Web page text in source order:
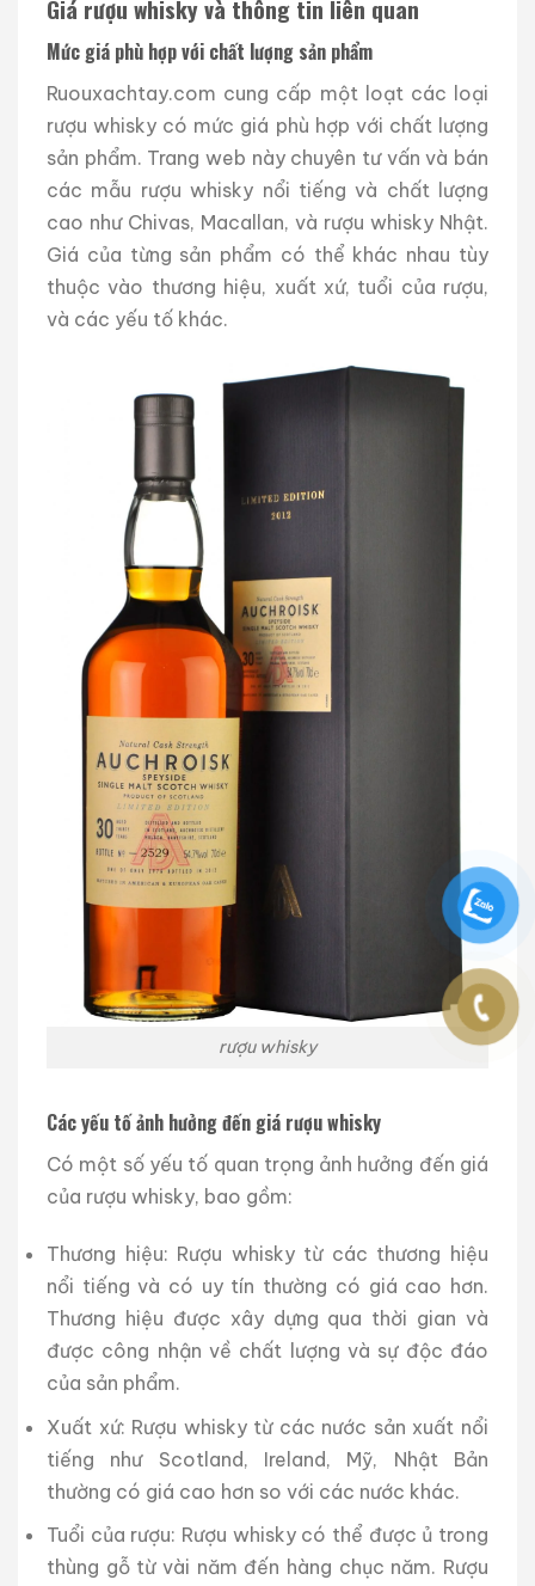
Giá rượu whisky và thông tin liên quan
Mức giá phù hợp với chất lượng sản phẩm
Ruouxachtay.com cung cấp một loạt các loại
rượu whisky có mức giá phù hợp với chất lượng
sản phẩm. Trang web này chuyên tư vấn và bán
các mẫu rượu whisky nổi tiếng và chất lượng
cao như Chivas, Macallan, và rượu whisky Nhật.
Giá của từng sản phẩm có thể khác nhau tùy
thuộc vào thương hiệu, xuất xứ, tuổi của rượu,
và các yếu tố khác.
rượu whisky
Các yếu tố ảnh hưởng đến giá rượu whisky
Có một số yếu tố quan trọng ảnh hưởng đến giá
của rượu whisky, bao gồm:
Thương hiệu: Rượu whisky từ các thương hiệu
nổi tiếng và có uy tín thường có giá cao hơn.
Thương hiệu được xây dựng qua thời gian và
được công nhận về chất lượng và sự độc đáo
của sản phẩm.
Xuất xứ: Rượu whisky từ các nước sản xuất nổi
tiếng như Scotland, Ireland, Mỹ, Nhật Bản
thường có giá cao hơn so với các nước khác.
Tuổi của rượu: Rượu whisky có thể được ủ trong
thùng gỗ từ vài năm đến hàng chục năm. Rượu